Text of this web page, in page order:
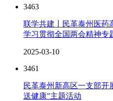
3463
联学共建丨民革泰州医药
学习贯彻全国两会精神专
2025-03-10
3461
民革泰州新高区一支部开
送健康”主题活动